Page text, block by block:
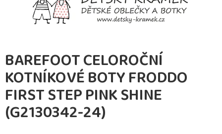
BAREFOOT CELOROČNÍ
KOTNÍKOVÉ BOTY FRODDO
FIRST STEP PINK SHINE
(G2130342-24)